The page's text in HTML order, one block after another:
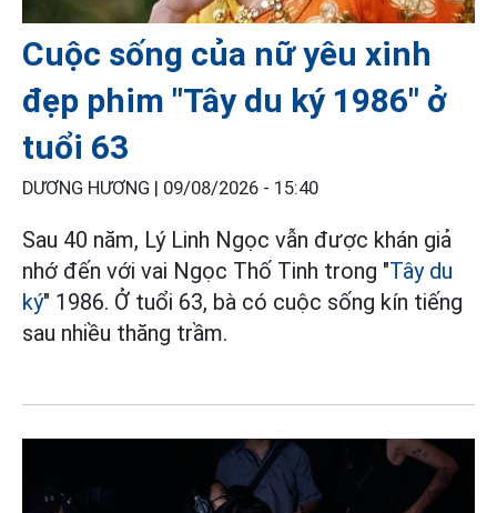
Cuộc sống của nữ yêu xinh
đẹp phim "Tây du ký 1986" ở
tuổi 63
DƯƠNG HƯƠNG | 09/08/2026 - 15:40
Sau 40 năm, Lý Linh Ngọc vẫn được khán giả
nhớ đến với vai Ngọc Thố Tinh trong "Tây du
ký" 1986. Ở tuổi 63, bà có cuộc sống kín tiếng
sau nhiều thăng trầm.